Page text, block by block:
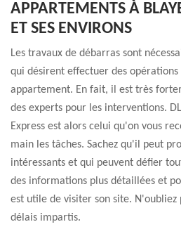
APPARTEMENTS À
ET SES ENVIRONS
Les travaux de débarras sont
qui désirent effectuer des
appartement. En fait, il est très
des experts pour les interventions.
Express est alors celui qu'on vous
main les tâches. Sachez qu'il peut
intéressants et qui peuvent défier
des informations plus détaillées et
est utile de visiter son site. N'oubliez
délais impartis.